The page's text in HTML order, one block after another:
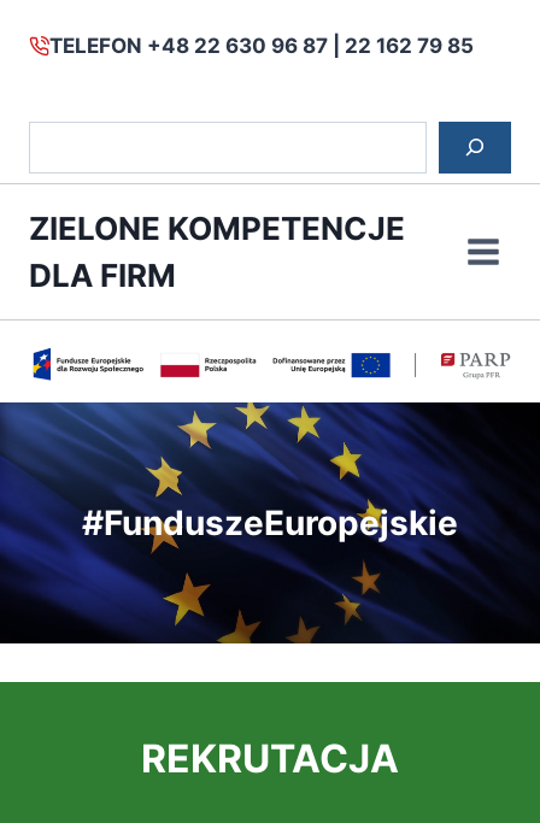
TELEFON +48 22 630 96 87 | 22 162 79 85
treści
ZIELONE KOMPETENCJE
DLA FIRM
#FunduszeEuropejskie
REKRUTACJA